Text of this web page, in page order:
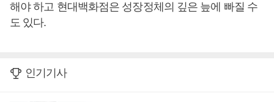
해야 하고 현대백화점은 성장정체의 깊은 늪에 빠질 수
도 있다.
인기기사